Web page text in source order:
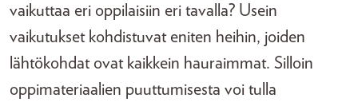
vaikuttaa eri oppilaisiin eri tavalla? Usein
vaikutukset kohdistuvat eniten heihin, joiden
lähtökohdat ovat kaikkein hauraimmat. Silloin
oppimateriaalien puuttumisesta voi tulla